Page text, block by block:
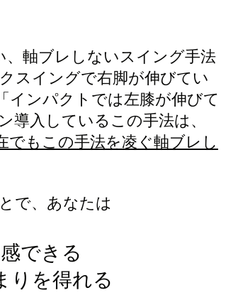
、軸ブレしないスイング手法
スイングで右脚が伸びてい
インパクトでは左膝が伸びて
導入しているこの手法は、
でもこの手法を凌ぐ軸ブレし
で、あなたは
できる
りを得れる